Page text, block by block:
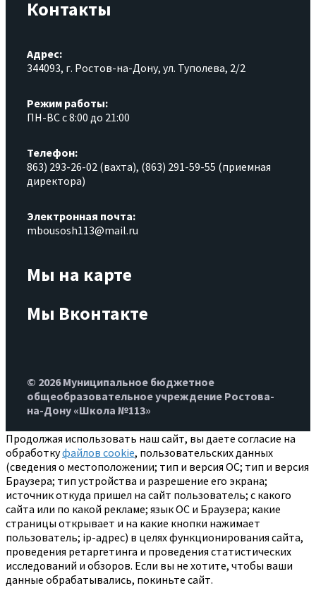
Контакты
Адрес:
344093, г. Ростов-на-Дону, ул. Туполева, 2/2
Режим работы:
ПН-ВС с 8:00 до 21:00
Телефон:
863) 293-26-02 (вахта), (863) 291-59-55 (приемная
директора)
Электронная почта:
mbousosh113@mail.ru
Мы на карте
Мы Вконтакте
© 2026 Муниципальное бюджетное
общеобразовательное учреждение Ростова-
на-Дону «Школа №113»
Продолжая использовать наш сайт, вы даете согласие на
обработкуфайлов cookie, пользовательских данных
(сведения о местоположении; тип и версия ОС; тип и версия
Браузера; тип устройства и разрешение его экрана;
источник откуда пришел на сайт пользователь; с какого
сайта или по какой рекламе; язык ОС и Браузера; какие
страницы открывает и на какие кнопки нажимает
пользователь; ip-адрес) в целях функционирования сайта,
проведения ретаргетинга и проведения статистических
исследований и обзоров. Если вы не хотите, чтобы ваши
данные обрабатывались, покиньте сайт.